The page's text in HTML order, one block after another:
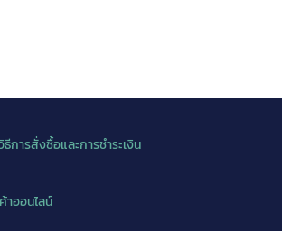
การสั่งซื้อและการชำระเงิน
าออนไลน์